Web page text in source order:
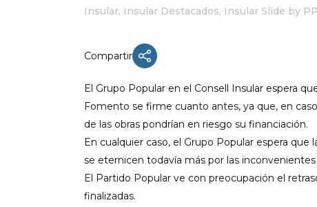
EQUIPO DIRECTIVO NN.GG.
PONENCIA DE REGLAMENTO Y
PONENCIA DE ACCIÓN POLÍTICA
Insular, Insular Destacados, Insular Slide by
Compartir
El Grupo Popular en el Consell Insular espera
Fomento se firme cuanto antes, ya que, en
de las obras pondrían en riesgo su financiación.
En cualquier caso, el Grupo Popular espera que
se eternicen todavía más por las
El Partido Popular ve con preocupación el
finalizadas.